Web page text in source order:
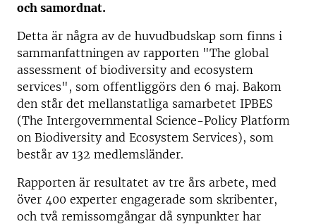
och samordnat.
Detta är några av de huvudbudskap som finns i
sammanfattningen av rapporten "The global
assessment of biodiversity and ecosystem
services", som offentliggörs den 6 maj. Bakom
den står det mellanstatliga samarbetet IPBES
(The Intergovernmental Science-Policy Platform
on Biodiversity and Ecosystem Services), som
består av 132 medlemsländer.
Rapporten är resultatet av tre års arbete, med
över 400 experter engagerade som skribenter,
och två remissomgångar då synpunkter har